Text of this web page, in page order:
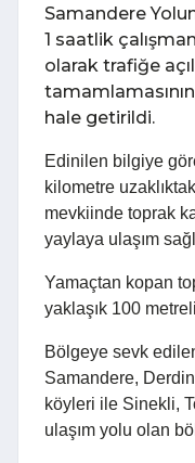
Samandere
1 saatlik
olarak trafiğe
hale getirildi.
Edinilen bilgiye
kilometre
mevkiinde toprak
yaylaya ulaşım
Yamaçtan kopan
yaklaşık 100
Bölgeye sevk
Samandere,
köyleri ile Sinekli,
ulaşım yolu olan